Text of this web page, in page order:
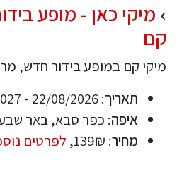
מיקי כאן - מופע
קם
מיקי קם במופע בידור חדש,
תאריך: 22/08/2026 - 20/03/2027
איפה: כפר סבא, באר
מחיר: 139₪, לפרטים